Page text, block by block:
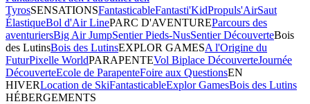
TyrosSENSATIONSFantasticableFantasti'KidPropuls'AirSaut
ÉlastiqueBol d'Air LinePARC D'AVENTUREParcours des
aventuriersBig Air JumpSentier Pieds-NusSentier DécouverteBois
des LutinsBois des LutinsEXPLOR GAMESA l'Origine du
FuturPixelle WorldPARAPENTEVol Biplace DécouverteJournée
DécouverteEcole de ParapenteFoire aux QuestionsEN
HIVERLocation de SkiFantasticableExplor GamesBois des Lutins
HÉBERGEMENTS